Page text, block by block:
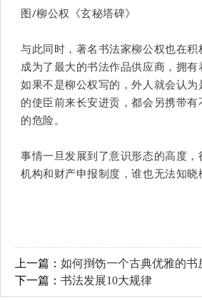
图/柳公权《玄秘塔碑》
与此同时，著名书法家柳公权也在
成为了最大的书法作品供应商，拥
如果不是柳公权写的，外人就会认
的使臣前来长安进贡，都会另携带
的危险。
事情一旦发展到了意识形态的高度
机构和财产申报制度，谁也无法知晓
上一篇： 如何捯饬一个古典优雅的书
下一篇： 书法发展10大规律